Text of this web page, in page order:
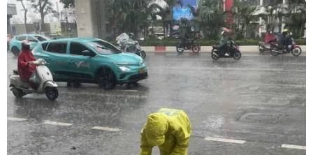
(TTXVN/Vietnam+)